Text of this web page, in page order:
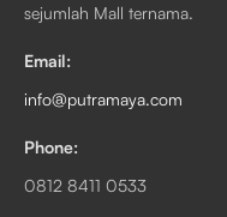
sejumlah Mall ternama.
Email:
info@putramaya.com
Phone:
0812 8411 0533